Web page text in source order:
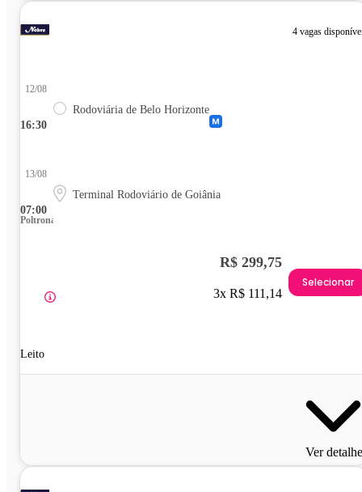
4 vagas
16:30
12/08
Rodoviária de Belo Horizonte
07:00
13/08
Terminal Rodoviário de Goiânia
Poltrona
Leito
R$ 299,75
3x R$ 111,14
Selecionar
Ver